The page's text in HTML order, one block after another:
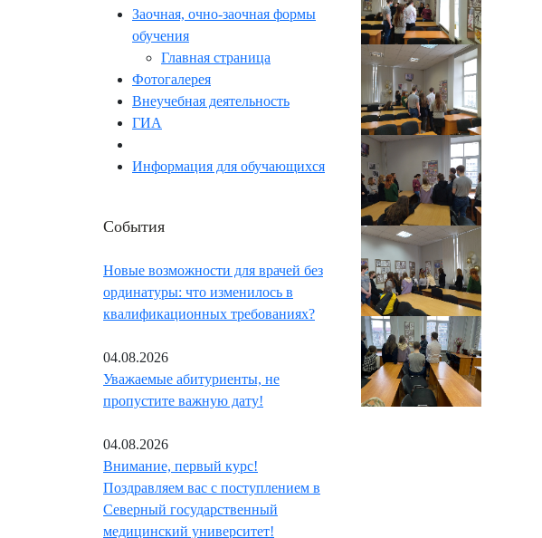
Заочная, очно-заочная формы
обучения
Главная страница
Фотогалерея
Внеучебная деятельность
ГИА
Информация для обучающихся
События
Новые возможности для врачей без
ординатуры: что изменилось в
квалификационных требованиях?
04.08.2026
Уважаемые абитуриенты, не
пропустите важную дату!
04.08.2026
Внимание, первый курс!
Поздравляем вас с поступлением в
Северный государственный
медицинский университет!